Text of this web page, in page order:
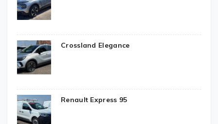
Crossland Elegance
Renault Express 95